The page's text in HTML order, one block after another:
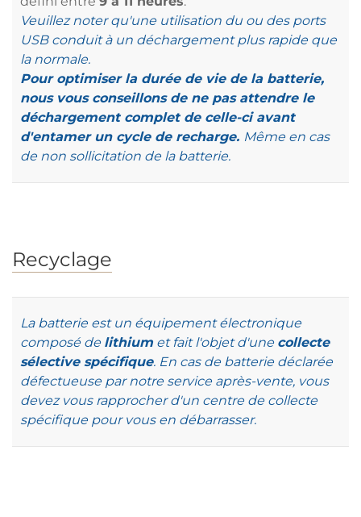
Veuillez noter qu'une utilisation du ou des ports
USB conduit à un déchargement plus rapide que
la normale.
Pour optimiser la durée de vie de la batterie,
nous vous conseillons de ne pas attendre le
déchargement complet de celle-ci avant
d'entamer un cycle de recharge. Même en cas
de non sollicitation de la batterie.
Recyclage
La batterie est un équipement électronique
composé de lithium et fait l'objet d'une collecte
sélective spécifique. En cas de batterie déclarée
défectueuse par notre service après-vente, vous
devez vous rapprocher d'un centre de collecte
spécifique pour vous en débarrasser.